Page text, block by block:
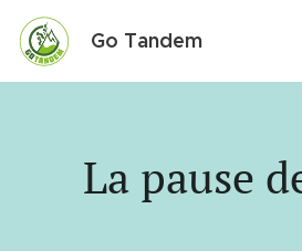
Go Tandem
La pause